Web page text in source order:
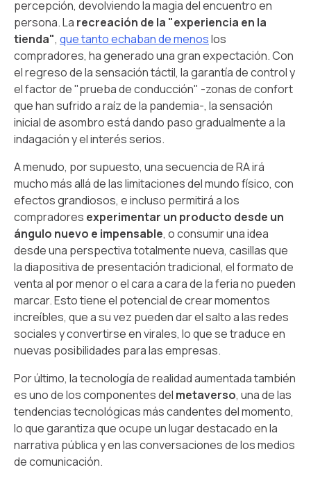
percepción, devolviendo la magia del encuentro en
persona. La recreación de la "experiencia en la
tienda", que tanto echaban de menoslos
compradores, ha generado una gran expectación. Con
el regreso de la sensación táctil, la garantía de control y
el factor de "prueba de conducción" -zonas de confort
que han sufrido a raíz de la pandemia-, la sensación
inicial de asombro está dando paso gradualmente a la
indagación y el interés serios.
A menudo, por supuesto, una secuencia de RA irá
mucho más allá de las limitaciones del mundo físico, con
efectos grandiosos, e incluso permitirá a los
compradores experimentar un producto desde un
ángulo nuevo e impensable, o consumir una idea
desde una perspectiva totalmente nueva, casillas que
la diapositiva de presentación tradicional, el formato de
venta al por menor o el cara a cara de la feria no pueden
marcar. Esto tiene el potencial de crear momentos
increíbles, que a su vez pueden dar el salto a las redes
sociales y convertirse en virales, lo que se traduce en
nuevas posibilidades para las empresas.
Por último, la tecnología de realidad aumentada también
es uno de los componentes del metaverso, una de las
tendencias tecnológicas más candentes del momento,
lo que garantiza que ocupe un lugar destacado en la
narrativa pública y en las conversaciones de los medios
de comunicación.